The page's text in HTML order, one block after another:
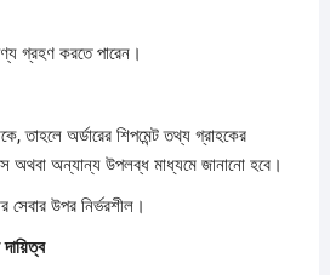
গ্রহণ করতে পারেন।
তাহলে অর্ডারের শিপমেন্ট তথ্য গ্রাহকের
অথবা অন্যান্য উপলব্ধ মাধ্যমে জানানো হবে।
সেবার উপর নির্ভরশীল।
দায়িত্ব